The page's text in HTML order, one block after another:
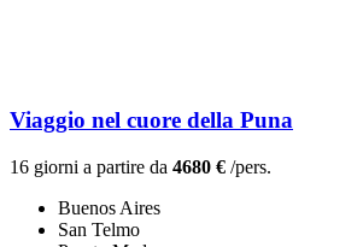
Viaggio nel cuore della Puna
16 giorni a partire da 4680 € /pers.
Buenos Aires
San Telmo